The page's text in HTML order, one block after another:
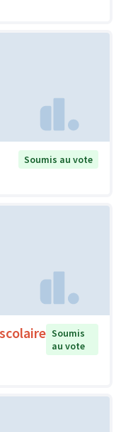
Soumis au vote
Soumis
au vote